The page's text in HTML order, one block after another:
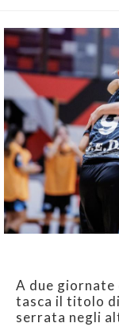
A due giornate
tasca il titolo
serrata negli